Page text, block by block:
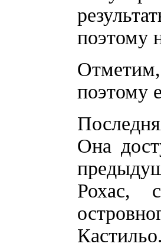
поэтому
поэтому
Она
Рохас,
Кастильо.